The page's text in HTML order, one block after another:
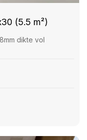
(5.5 m²)
dikte vol